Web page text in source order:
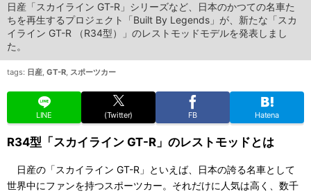
日産「スカイライン GT-R」シリーズなど、日本のかつての名車た
ちを再生するプロジェクト「Built By Legends」が、新たな「スカ
イライン GT-R （R34型）」のレストモッドモデルを発表しまし
た。
tags: 日産, GT-R, スポーツカー
LINE (Twitter) FB Hatena
R34型「スカイライン GT-R」のレストモッドとは
日産の「スカイライン GT-R」といえば、日本の誇る名車として
世界中にファンを持つスポーツカー。それだけに人気は高く、数千